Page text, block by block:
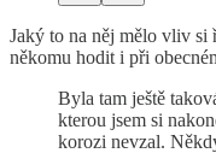
Jaký to na něj mělo vliv si
někomu hodit i při
Byla tam ještě
kterou jsem si
korozi nevzal.